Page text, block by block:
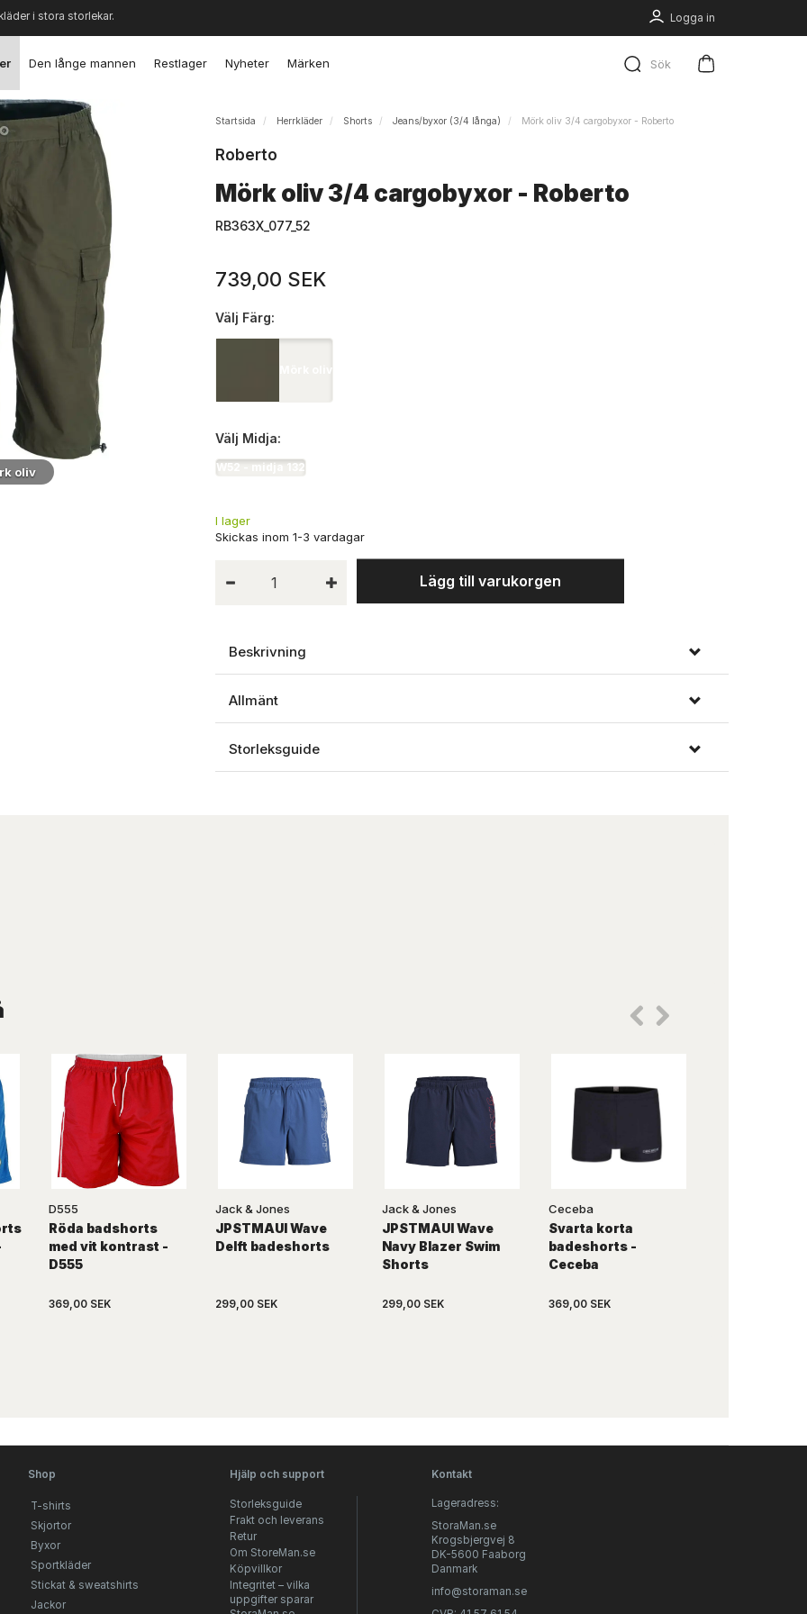
Logga in
i stora storlekar.
Sök
Den långe mannen Restlager Nyheter Märken
oliv
Startsida Herrkläder Shorts Jeans/byxor (3/4 långa) Mörk oliv 3/4 cargobyxor - Roberto
Roberto
Mörk oliv 3/4 cargobyxor - Roberto
RB363X_077_52
739,00 SEK
Välj Färg:
Mörk oliv
Välj Midja:
W52 - midja 132
I lager
Lägg till varukorgen
Beskrivning
Allmänt
Storleksguide
D555
Röda badshorts
med vit kontrast -
D555
369,00 SEK
Jack & Jones
JPSTMAUI Wave
Delft badeshorts
299,00 SEK
Jack & Jones
JPSTMAUI Wave
Navy Blazer Swim
Shorts
299,00 SEK
Ceceba
Svarta korta
badeshorts -
Ceceba
369,00 SEK
Shop
T-shirts
Skjortor
Byxor
Sportkläder
Stickat & sweatshirts
Jackor
Hjälp och support
Storleksguide
Frakt och leverans
Retur
Om StoreMan.se
Köpvillkor
Integritet – vilka
uppgifter sparar
Kontakt
Lageradress:
StoraMan.se
Krogsbjergvej 8
DK-5600 Faaborg
Danmark
info@storaman.se